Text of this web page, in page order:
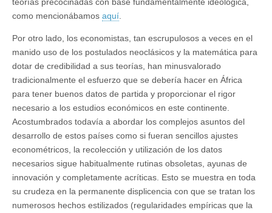
como mencionábamos aquí
Por otro lado, los economistas, tan escrupulosos a veces en el
manido uso de los postulados neoclásicos y la matemática para
dotar de credibilidad a sus teorías, han minusvalorado
tradicionalmente el esfuerzo que se debería hacer en África
para tener buenos datos de partida y proporcionar el rigor
necesario a los estudios económicos en este continente.
Acostumbrados todavía a abordar los complejos asuntos del
desarrollo de estos países como si fueran sencillos ajustes
econométricos, la recolección y utilización de los datos
necesarios sigue habitualmente rutinas obsoletas, ayunas de
innovación y completamente acríticas. Esto se muestra en toda
su crudeza en la permanente displicencia con que se tratan los
numerosos hechos estilizados (regularidades empíricas que la